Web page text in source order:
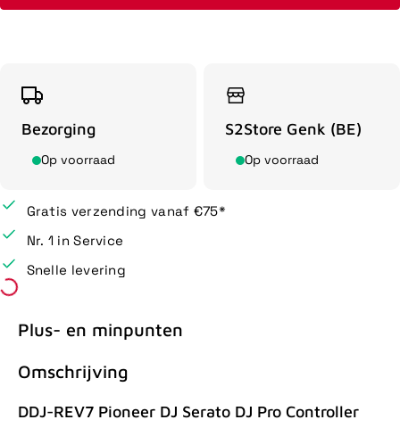
Bezorging
Op voorraad
S2Store Genk (BE)
Op voorraad
Gratis verzending vanaf €75*
Nr. 1 in Service
Snelle levering
Plus- en minpunten
Omschrijving
DDJ-REV7 Pioneer DJ Serato DJ Pro Controller